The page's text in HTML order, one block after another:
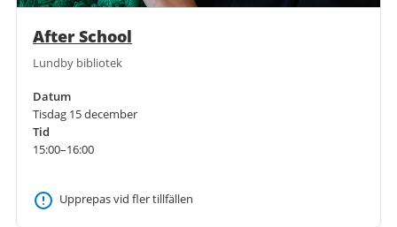
After School
Lundby bibliotek
Datum
Tisdag 15 december
Tid
15:00–16:00
Upprepas vid fler tillfällen